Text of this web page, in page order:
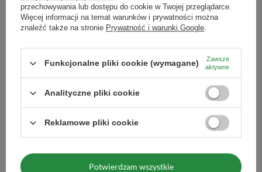
Zestaw do yerba mate: matero termiczne TermoMate
82,90 zł
Zestaw Yerba Mate
przechowywania lub dostępu do cookie w Twojej przeglądarce.
Więcej informacji na temat warunków i prywatności można
znaleźć także na stronie Prywatność i warunki Google.
Funkcjonalne pliki cookie (wymagane)
Zawsze
aktywne
Analityczne pliki cookie
Reklamowe pliki cookie
Potwierdzam wszystkie